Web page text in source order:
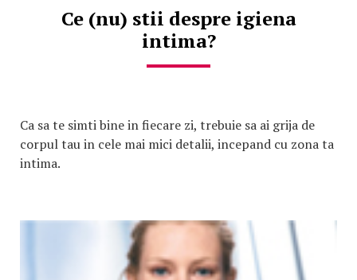
Ce (nu) stii despre igiena
intima?
Ca sa te simti bine in fiecare zi, trebuie sa ai grija de
corpul tau in cele mai mici detalii, incepand cu zona ta
intima.